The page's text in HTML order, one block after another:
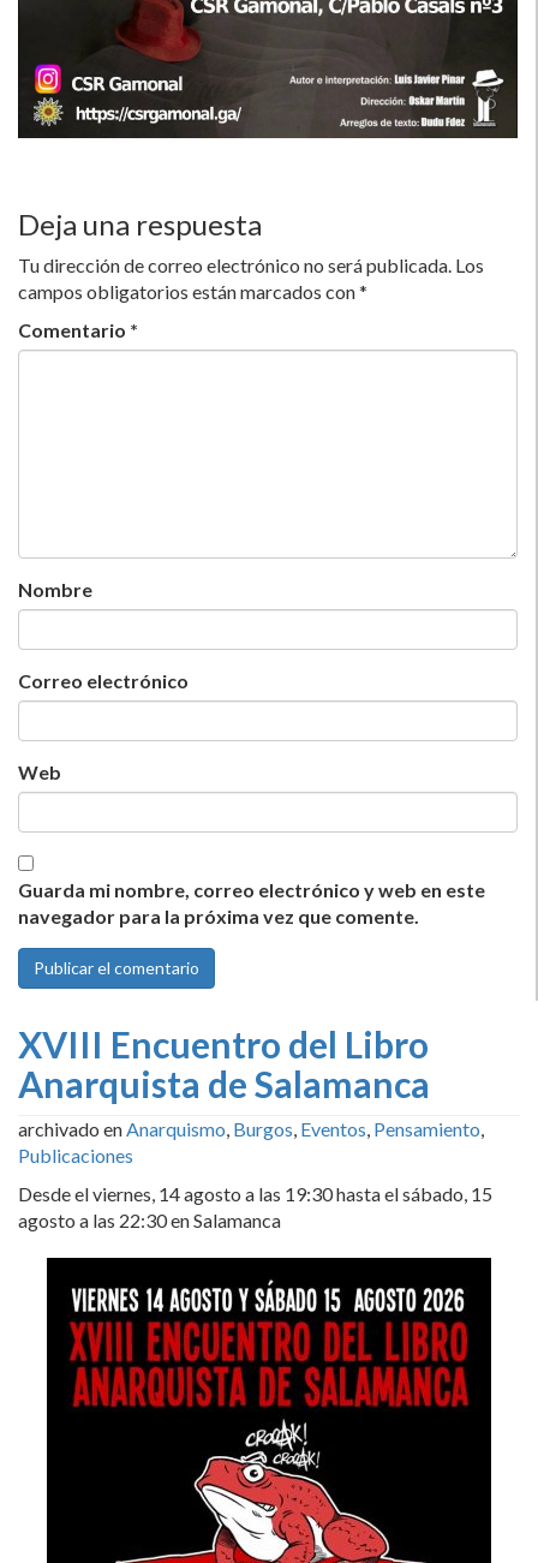
Deja una respuesta
Tu dirección de correo electrónico no será publicada. Los
campos obligatorios están marcados con*
Comentario *
Nombre
Correo electrónico
Web
Guarda mi nombre, correo electrónico y web en este
navegador para la próxima vez que comente.
XVIII Encuentro del Libro
Anarquista de Salamanca
archivado enAnarquismo, Burgos, Eventos, Pensamiento,
Publicaciones
Desde el viernes, 14 agosto a las 19:30 hasta el sábado, 15
agosto a las 22:30 en Salamanca